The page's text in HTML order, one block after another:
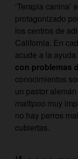
‘Terapia
protagonizado
los centros de
California. En
acude a la
con problemas
conocimientos
un pastor
maltipoo muy
no hay perros
cubiertas.